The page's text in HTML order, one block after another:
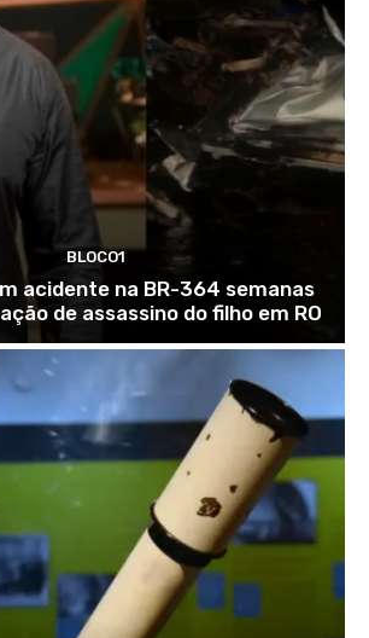
BLOCO1
acidente na BR-364 semanas
de assassino do filho em RO